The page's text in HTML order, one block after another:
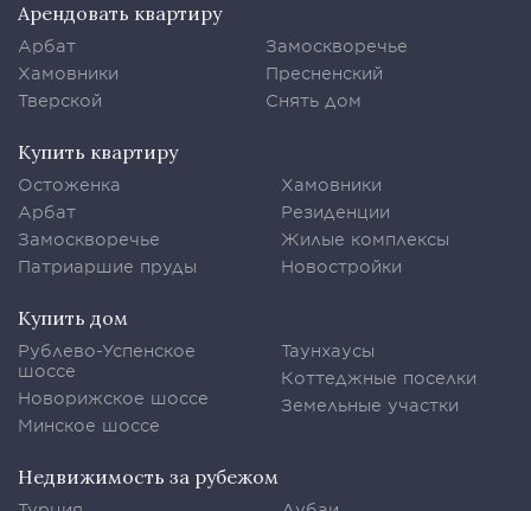
Арендовать квартиру
Арбат
Хамовники
Тверской
Замоскворечье
Пресненский
Снять дом
Купить квартиру
Остоженка
Арбат
Замоскворечье
Патриаршие пруды
Хамовники
Резиденции
Жилые комплексы
Новостройки
Купить дом
Рублево-Успенское
шоссе
Новорижское шоссе
Минское шоссе
Таунхаусы
Коттеджные поселки
Земельные участки
Недвижимость за рубежом